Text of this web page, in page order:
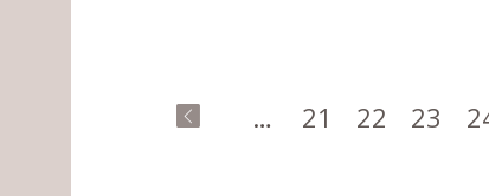
Pages … 21 22 23